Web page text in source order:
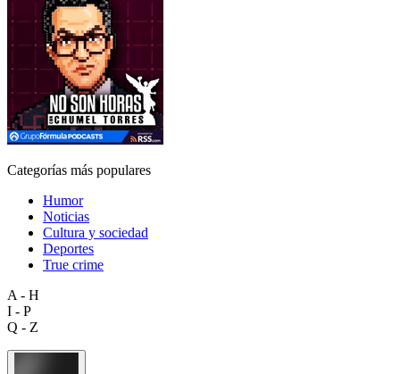
Categorías más populares
Humor
Noticias
Cultura y sociedad
Deportes
True crime
A - H
I - P
Q - Z